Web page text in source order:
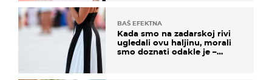
BAŠ EFEKTNA
Kada smo na zadarskoj rivi
ugledali ovu haljinu, morali
smo doznati odakle je –